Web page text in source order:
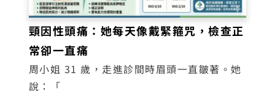
頸因性頭痛：她每天像戴緊箍咒，檢查正
常卻一直痛
周小姐 31 歲，走進診間時眉頭一直皺著。她
說：「